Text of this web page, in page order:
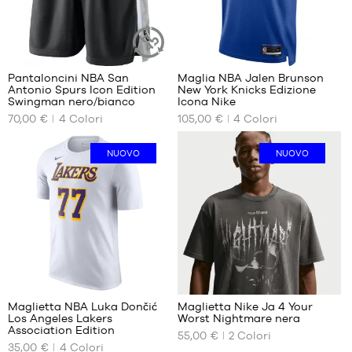
XL
XXL
SOSTENIBILE
I
NOSTRI
FORMATI
DISPONIBILI
22
Pantaloncini NBA San
Antonio Spurs Icon Edition
Swingman nero/bianco
70,00 €
4Colori
I
FORMATI
DISPONIBILI
XL
XXL
4
Maglia NBA Jalen Brunson
New York Knicks Edizione
Icona Nike
105,00 €
4 Colori
NUOVO
I
Maglietta NBA Luka Dončić
Los Angeles Lakers
Association Edition
35,00 €
4Colori
NUOVO
I
NOSTRI
Maglietta Nike Ja 4 Your
Worst Nightmare nera
55,00 €
2 Colori